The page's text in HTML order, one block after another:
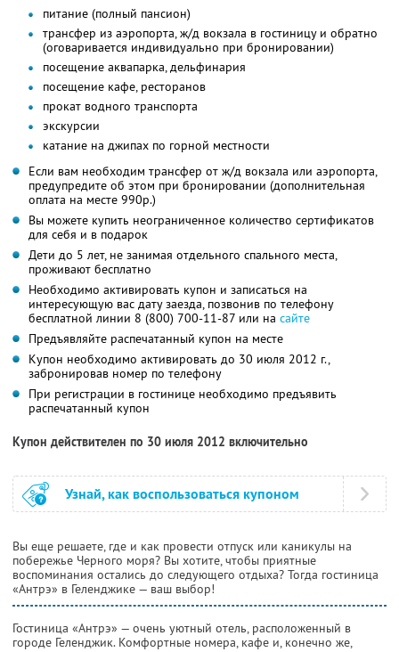
питание (полный пансион)
трансфер из аэропорта, ж/д вокзала в гостиницу и обратно
(оговаривается индивидуально при бронировании)
посещение аквапарка, дельфинария
посещение кафе, ресторанов
прокат водного транспорта
экскурсии
катание на джипах по горной местности
Если вам необходим трансфер от ж/д вокзала или аэропорта,
предупредите об этом при бронировании (дополнительная
оплата на месте 990р.)
Вы можете купить неограниченное количество сертификатов
для себя и в подарок
Дети до 5 лет, не занимая отдельного спального места,
проживают бесплатно
Необходимо активировать купон и записаться на
интересующую вас дату заезда, позвонив по телефону
бесплатной линии 8 (800) 700-11-87 или на сайте
Предъявляйте распечатанный купон на месте
Купон необходимо активировать до 30 июля 2012 г.,
забронировав номер по телефону
При регистрации в гостинице необходимо предъявить
распечатанный купон
Купон действителен по 30 июля 2012 включительно
Узнай, как воспользоваться купоном
Вы еще решаете, где и как провести отпуск или каникулы на
побережье Черного моря? Вы хотите, чтобы приятные
воспоминания остались до следующего отдыха? Тогда гостиница
«Антрэ» в Геленджике — ваш выбор!
Гостиница «Антрэ» — очень уютный отель, расположенный в
городе Геленджик. Комфортные номера, кафе и, конечно же,